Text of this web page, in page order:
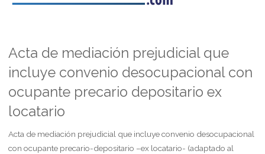
Acta de mediación prejudicial que
incluye convenio desocupacional con
ocupante precario depositario ex
locatario
Acta de mediación prejudicial que incluye convenio desocupacional
con ocupante precario-depositario –ex locatario- (adaptado al